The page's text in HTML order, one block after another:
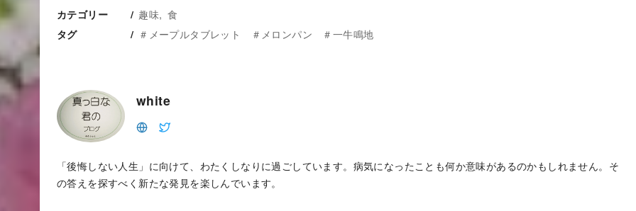
カテゴリー 趣味 食
タグ ＃メープルタブレット ＃メロンパン ＃一牛鳴地
white
「後悔しない人生」に向けて、わたくしなりに過ごしています。病気になったことも何か意味があるのかもしれません。そ
の答えを探すべく新たな発見を楽しんでいます。